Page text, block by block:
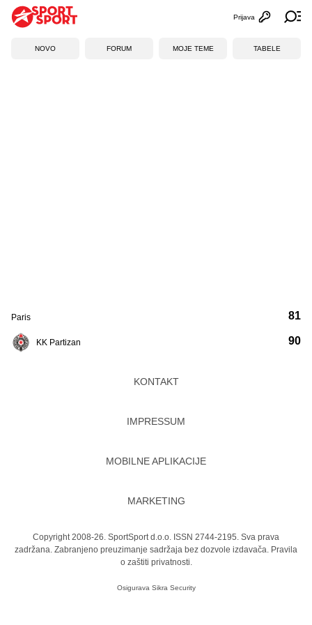
Otvori
Prijava
NOVO FORUM MOJE TEME TABELE
Paris
KK Partizan
81
90
KONTAKT
IMPRESSUM
MOBILNE APLIKACIJE
MARKETING
Copyright 2008-26. SportSport d.o.o. ISSN 2744-2195. Sva prava
zadržana. Zabranjeno preuzimanje sadržaja bez dozvole izdavača. Pravila
o zaštiti privatnosti.
Osigurava Sikra Security